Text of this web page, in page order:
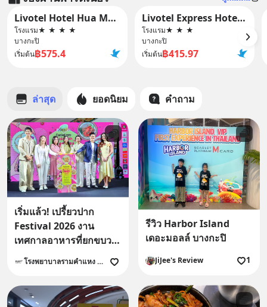
Livotel Hotel Hua Mak Bangkok
โรงแรม★ ★ ★ ★
บางกะปิ
เริ่มต้น฿575.4
Livotel Express Hotel Ramkhamhaeng 50 Bangkok - No Parking
โรงแรม★ ★ ★
บางกะปิ
เริ่มต้น฿415.97
ล่าสุด ยอดนิยม คำถาม
เริ่มแล้ว! เปรี้ยวปาก
Festival 2026 งาน
เทศกาลอาหารที่ยกขบวน
สตรีทฟู้ดและร้านอร่อย
จากทั่วไทยมาไว้ในงาน
เดียว
โรงพยาบาลรามคำแหง Ramkhamhaeng Hospital
รีวิว Harbor Island
เดอะมอลล์ บางกะปิ
JiJee's Review 1